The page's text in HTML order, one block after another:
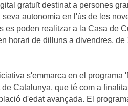
gratuït destinat a persones
seva autonomia en l'ús de les
es poden realitzar a la Casa de
horari de dilluns a divendres,
s'emmarca en el programa
Catalunya, que té com a
d'edat avançada. El